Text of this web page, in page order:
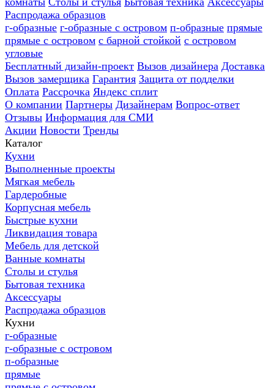
Распродажа образцов
г-образные г-образные с островом п-образные прямые
прямые с островом с барной стойкой с островом
угловые
Бесплатный дизайн-проект Вызов дизайнера Доставка
Вызов замерщика Гарантия Защита от подделки
Оплата Рассрочка Яндекс сплит
О компании Партнеры Дизайнерам Вопрос-ответ
Отзывы Информация для СМИ
Акции Новости Тренды
Каталог
Кухни
Выполненные проекты
Мягкая мебель
Гардеробные
Корпусная мебель
Быстрые кухни
Ликвидация товара
Мебель для детской
Ванные комнаты
Столы и стулья
Бытовая техника
Аксессуары
Распродажа образцов
Кухни
г-образные
г-образные с островом
п-образные
прямые